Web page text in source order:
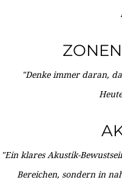
"Denke immer daran,
"Ein klares Akustik-
Bereichen, sondern in